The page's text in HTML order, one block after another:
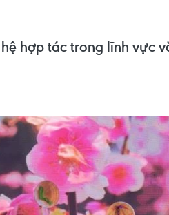
hợp tác trong lĩnh vực